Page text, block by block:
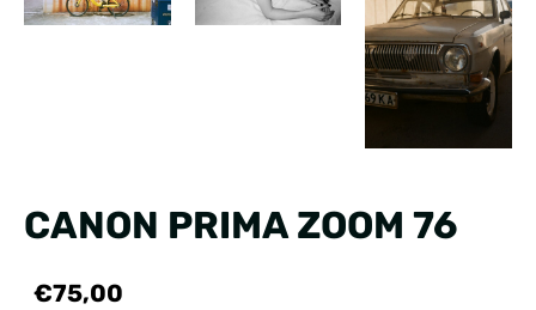
CANON PRIMA ZOOM 76
€75,00